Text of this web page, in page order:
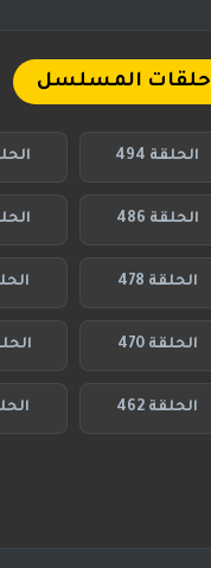
حلقات المسلسل
الحلقة 494
الحلقة 486
الحلقة 478
الحلقة 470
الحلقة 462